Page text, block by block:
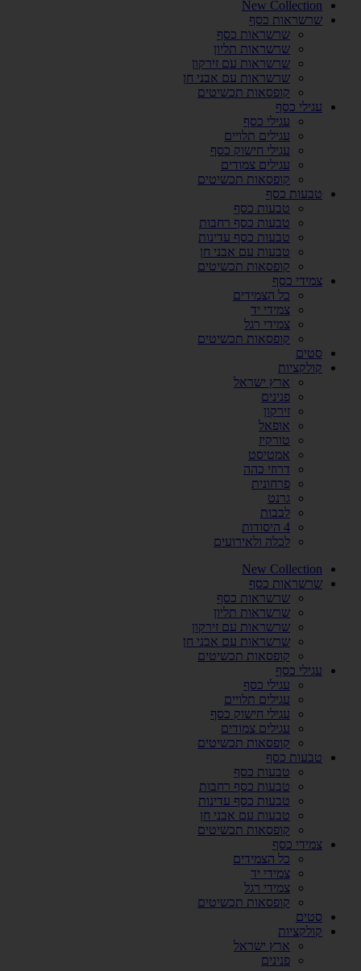
New Collection
שרשראות כסף
שרשראות כסף
שרשראות תליון
שרשראות עם זירקון
שרשראות עם אבני חן
קופסאות תכשיטים
עגילי כסף
עגילי כסף
עגילים תלויים
עגילי חישוק כסף
עגילים צמודים
קופסאות תכשיטים
טבעות כסף
טבעות כסף
טבעות כסף רחבות
טבעות כסף עדינות
טבעות עם אבני חן
קופסאות תכשיטים
צמידי כסף
כל הצמידים
צמידי יד
צמידי רגל
קופסאות תכשיטים
סטים
קולקציות
ארץ ישראל
פנינים
זירקון
אופאל
טורקיז
אמטיסט
דרוזי כהה
פרחונית
גרנט
לבבות
4 היסודות
לכלה ולאירועים
New Collection
שרשראות כסף
שרשראות כסף
שרשראות תליון
שרשראות עם זירקון
שרשראות עם אבני חן
קופסאות תכשיטים
עגילי כסף
עגילי כסף
עגילים תלויים
עגילי חישוק כסף
עגילים צמודים
קופסאות תכשיטים
טבעות כסף
טבעות כסף
טבעות כסף רחבות
טבעות כסף עדינות
טבעות עם אבני חן
קופסאות תכשיטים
צמידי כסף
כל הצמידים
צמידי יד
צמידי רגל
קופסאות תכשיטים
סטים
קולקציות
ארץ ישראל
פנינים